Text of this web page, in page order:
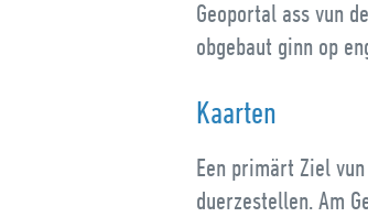
Geoportal ass vun
obgebaut ginn op
Kaarten
Een primärt Ziel
duerzestellen. Am